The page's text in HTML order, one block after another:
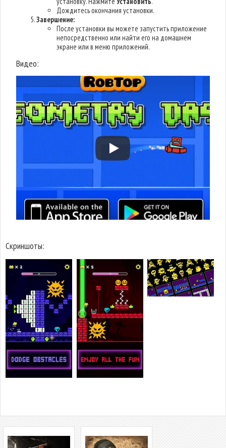
Дождитесь окончания установки.
Завершение:
После установки вы можете запустить приложение
непосредственно или найти его на домашнем
экране или в меню приложений.
Видео:
Скриншоты: